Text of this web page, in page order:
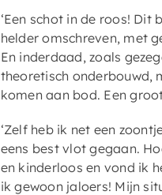
‘Een schot in de roos!
helder omschreven, met
En inderdaad, zoals
theoretisch onderbouwd,
komen aan bod. Een
‘Zelf heb ik net een
eens best vlot gegaan.
en kinderloos en vond ik
ik gewoon jaloers! Mijn